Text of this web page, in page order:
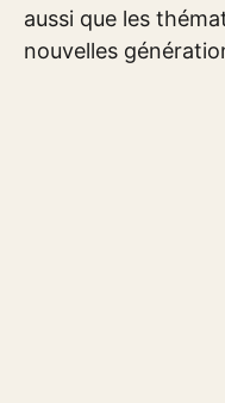
aussi que les
nouvelles